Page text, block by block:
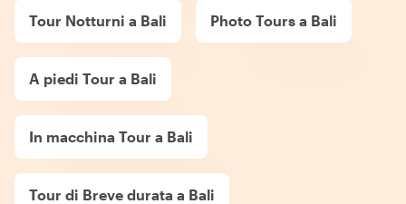
Tour Notturni a Bali Photo Tours a Bali
A piedi Tour a Bali
In macchina Tour a Bali
Tour di Breve durata a Bali